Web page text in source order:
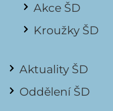
Akce ŠD
Kroužky ŠD
Aktuality ŠD
Oddělení ŠD